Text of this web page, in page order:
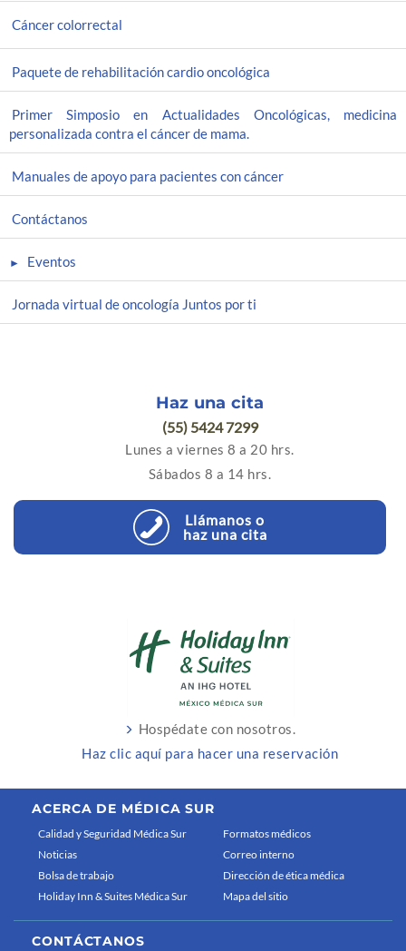
Cáncer colorrectal
Paquete de rehabilitación cardio oncológica
Primer Simposio en Actualidades Oncológicas, medicina
personalizada contra el cáncer de mama.
Manuales de apoyo para pacientes con cáncer
Contáctanos
Eventos
Jornada virtual de oncología Juntos por ti
Haz una cita
(55) 5424 7299
Lunes a viernes 8 a 20 hrs.
Sábados 8 a 14 hrs.
Llámanos o
haz una cita
Hospédate con nosotros.
Haz clic aquí para hacer una reservación
ACERCA DE MÉDICA SUR
Calidad y Seguridad Médica Sur
Noticias
Bolsa de trabajo
Holiday Inn & Suites Médica Sur
Formatos médicos
Correo interno
Dirección de ética médica
Mapa del sitio
CONTÁCTANOS